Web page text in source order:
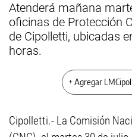
Atenderá mañana
oficinas de Protección
de Cipolletti, ubicadas
horas.
+ Agregar
Cipolletti.- La Comisión